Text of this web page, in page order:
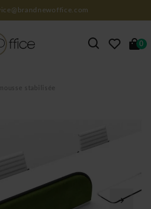
0
stabilisée